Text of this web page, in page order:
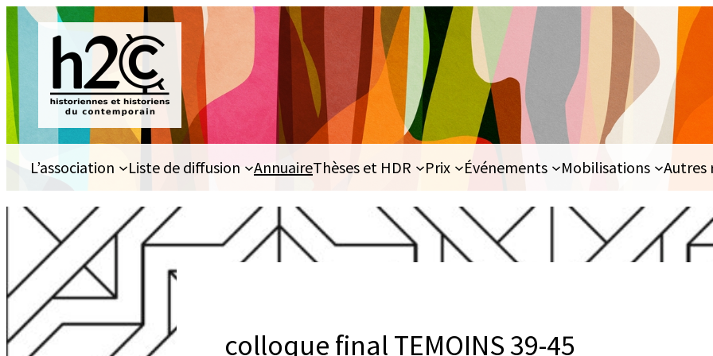
Aller
au
contenu
L’association Liste de diffusion AnnuaireThèses et HDR Prix Événements Mobilisations Autres
colloque final TEMOINS 39-45